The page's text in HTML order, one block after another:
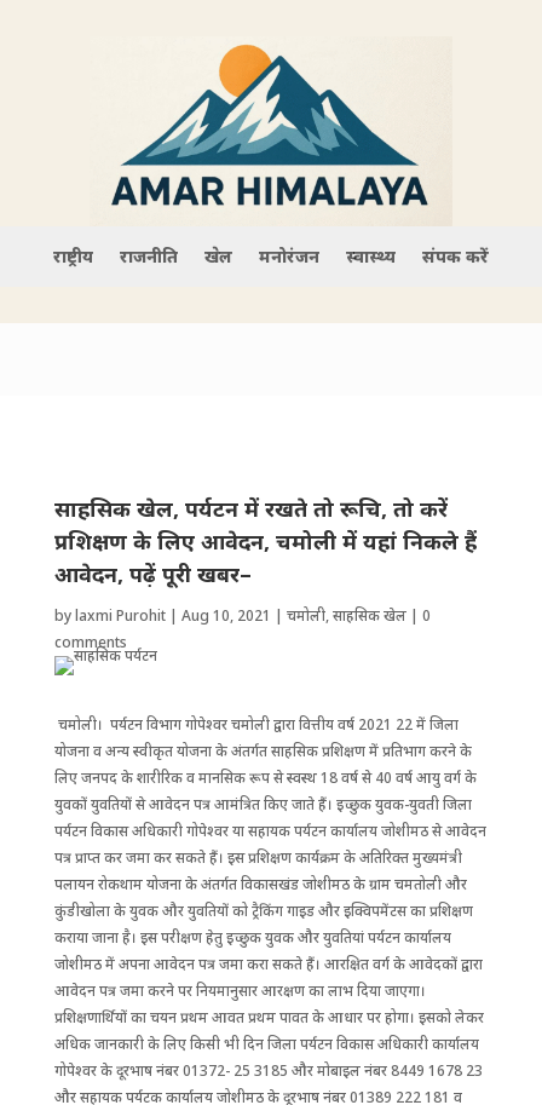
राष्ट्रीय राजनीति खेल मनोरंजन स्वास्थ्य संपर्क करें
साहसिक खेल, पर्यटन में रखते तो रूचि, तो करें
प्रशिक्षण के लिए आवेदन, चमोली में यहां निकले हैं
आवेदन, पढ़ें पूरी खबर–
bylaxmi Purohit| Aug 10, 2021 | चमोली,साहसिक खेल| 0
comments
चमोली। पर्यटन विभाग गोपेश्वर चमोली द्वारा वित्तीय वर्ष 2021 22 में जिला
योजना व अन्य स्वीकृत योजना के अंतर्गत साहसिक प्रशिक्षण में प्रतिभाग करने के
लिए जनपद के शारीरिक व मानसिक रूप से स्वस्थ 18 वर्ष से 40 वर्ष आयु वर्ग के
युवकों युवतियों से आवेदन पत्र आमंत्रित किए जाते हैं। इच्छुक युवक-युवती जिला
पर्यटन विकास अधिकारी गोपेश्वर या सहायक पर्यटन कार्यालय जोशीमठ से आवेदन
पत्र प्राप्त कर जमा कर सकते हैं। इस प्रशिक्षण कार्यक्रम के अतिरिक्त मुख्यमंत्री
पलायन रोकथाम योजना के अंतर्गत विकासखंड जोशीमठ के ग्राम चमतोली और
कुंडीखोला के युवक और युवतियों को ट्रैकिंग गाइड और इक्विपमेंटस का प्रशिक्षण
कराया जाना है। इस परीक्षण हेतु इच्छुक युवक और युवतियां पर्यटन कार्यालय
जोशीमठ में अपना आवेदन पत्र जमा करा सकते हैं। आरक्षित वर्ग के आवेदकों द्वारा
आवेदन पत्र जमा करने पर नियमानुसार आरक्षण का लाभ दिया जाएगा।
प्रशिक्षणार्थियों का चयन प्रथम आवत प्रथम पावत के आधार पर होगा। इसको लेकर
अधिक जानकारी के लिए किसी भी दिन जिला पर्यटन विकास अधिकारी कार्यालय
गोपेश्वर के दूरभाष नंबर 01372- 25 3185 और मोबाइल नंबर 8449 1678 23
और सहायक पर्यटक कार्यालय जोशीमठ के दूरभाष नंबर 01389 222 181 व